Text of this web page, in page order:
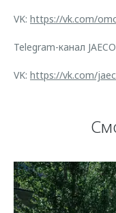
VK: https://vk.com/
Telegram-канал
VK: https://vk.com/